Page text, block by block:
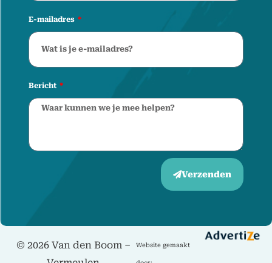
E-mailadres
Bericht
Verzenden
© 2026 Van den Boom –
Website gemaakt